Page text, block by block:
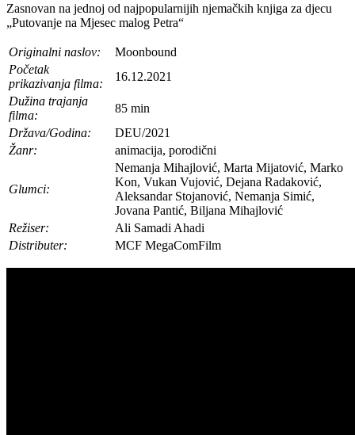
Zasnovan na jednoj od najpopularnijih njemačkih knjiga za djecu
„Putovanje na Mjesec malog Petra“
Originalni naslov:
Moonbound
Početak
prikazivanja filma:
16.12.2021
Dužina trajanja
filma:
85 min
Država/Godina:
DEU/2021
Žanr:
animacija, porodični
Glumci:
Nemanja Mihajlović, Marta Mijatović, Marko
Kon, Vukan Vujović, Dejana Radaković,
Aleksandar Stojanović, Nemanja Simić,
Jovana Pantić, Biljana Mihajlović
Režiser:
Ali Samadi Ahadi
Distributer:
MCF MegaComFilm